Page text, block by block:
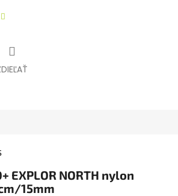
EXPLOR NORTH nylon
15mm